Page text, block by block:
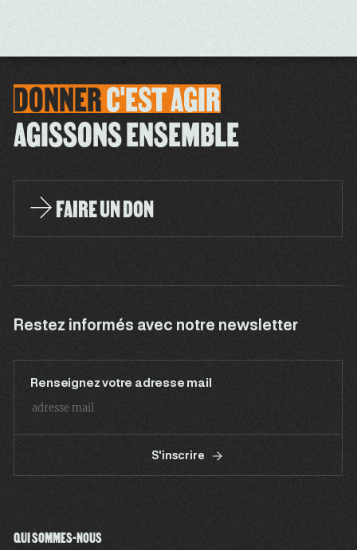
DONNERC'ESTAGIR
AGISSONS ENSEMBLE
FAIRE UN DON
Restez informés avec notre newsletter
Renseignez votre adresse mail
S'inscrire
QUI SOMMES-NOUS